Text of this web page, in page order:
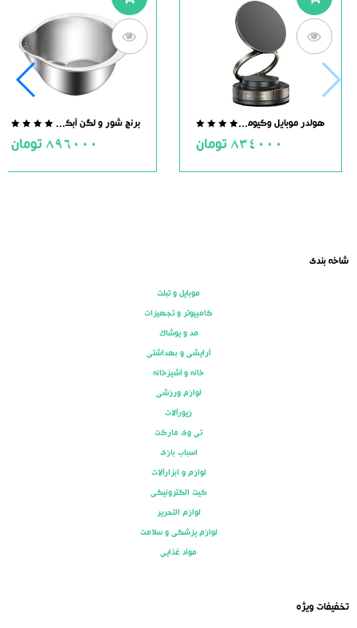
out
5
هولدر موبایل وکیومی مگنت دار
834000 تومان
5
برنج شور و لگن آبکش دار استیل
896000 تومان
شاخه بندی
موبایل و تبلت
کامپیوتر و تجهیزات
مد و پوشاک
آرایشی و بهداشتی
خانه و آشپزخانه
لوازم ورزشی
زیورآلات
تی وی مارکت
اسباب بازی
لوازم و ابزارآلات
کیت الکترونیکی
لوازم التحریر
لوازم پزشکی و سلامت
مواد غذایی
تخفیفات ویژه